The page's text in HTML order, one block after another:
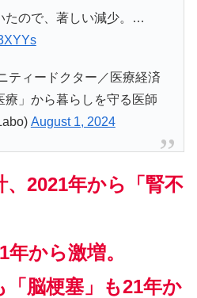
たので、著しい減少。…
ティードクター／医療経済
療」から暮らしを守る医師
August 1, 2024
、2021年から「腎不
年から激増。
「脳梗塞」も21年か